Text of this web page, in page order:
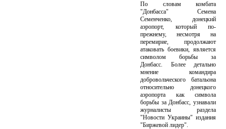
По словам комбата
"Донбасса" Семена
Семенченко, донецкий
аэропорт, который по-
прежнему, несмотря на
перемирие, продолжают
атаковать боевики, является
символом борьбы за
Донбасс. Более детально
мнение командира
добровольческого батальона
относительно донецкого
аэропорта как символа
борьбы за Донбасс, узнавали
журналисты раздела
"Новости Украины" издания
"Биржевой лидер".